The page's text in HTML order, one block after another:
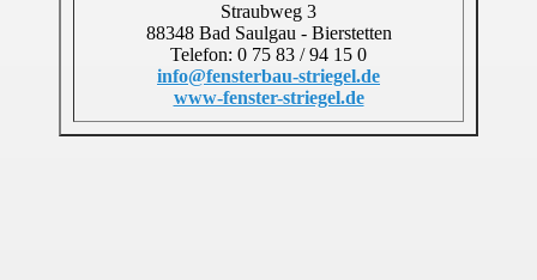
Straubweg 3
88348 Bad Saulgau - Bierstetten
Telefon: 0 75 83 / 94 15 0
info@fensterbau-striegel.de
www-fenster-striegel.de